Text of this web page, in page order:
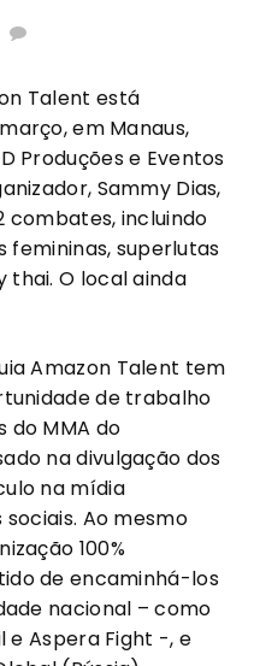
Talent está
em Manaus,
Produções e Eventos
Sammy Dias,
combates, incluindo
femininas, superlutas
thai. O local ainda
Amazon Talent tem
de trabalho
do MMA do
na divulgação dos
na mídia
Ao mesmo
100%
de encaminhá-los
nacional – como
e Aspera Fight -, e